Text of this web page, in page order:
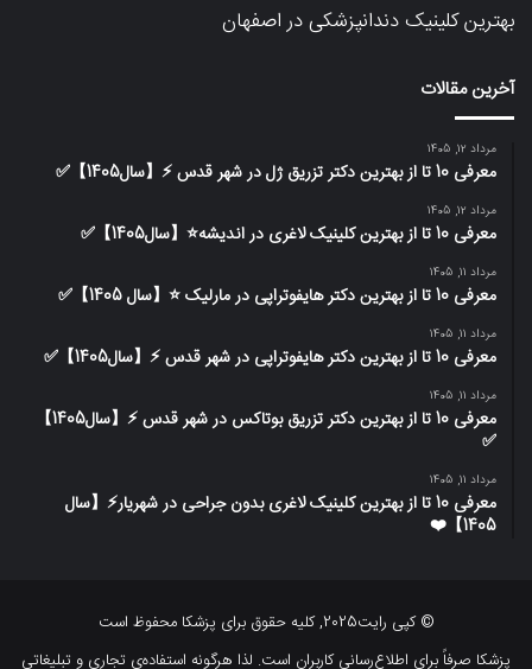
بهترین کلینیک دندانپزشکی در اصفهان
آخرین مقالات
مرداد 12, 1405
معرفی 10 تا از بهترین دکتر تزریق ژل در شهر قدس ⚡️【سال1405】✅
مرداد 12, 1405
معرفی 10 تا از بهترین کلینیک لاغری در اندیشه⭐【سال1405】✅
مرداد 11, 1405
معرفی 10 تا از بهترین دکتر هایفوتراپی در مارلیک ⭐【سال 1405】✅
مرداد 11, 1405
معرفی 10 تا از بهترین دکتر هایفوتراپی در شهر قدس ⚡️【سال1405】✅
مرداد 11, 1405
معرفی 10 تا از بهترین دکتر تزریق بوتاکس در شهر قدس ⚡️【سال1405】
✅
مرداد 11, 1405
معرفی 10 تا از بهترین کلینیک لاغری بدون جراحی در شهریار⚡【سال
1405】❤️
© کپی رایت2025, کلیه حقوق برای پزشکا محفوظ است
پزشکا صرفاً برای اطلاع‌رسانی کاربران است. لذا هرگونه استفاده‌ی تجاری و تبلیغاتی